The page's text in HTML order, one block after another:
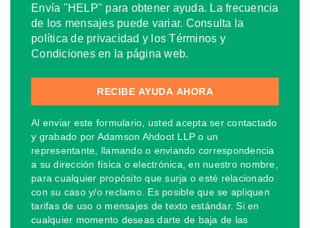
Envía "HELP" para obtener ayuda. La frecuencia
de los mensajes puede variar. Consulta la
política de privacidad y los Términos y
Condiciones en la página web.
Al enviar este formulario, usted acepta ser contactado
y grabado por Adamson Ahdoot LLP o un
representante, llamando o enviando correspondencia
a su dirección física o electrónica, en nuestro nombre,
para cualquier propósito que surja o esté relacionado
con su caso y/o reclamo. Es posible que se apliquen
tarifas de uso o mensajes de texto estándar. Si en
cualquier momento deseas darte de baja de las